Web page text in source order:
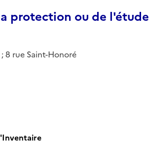
protection ou de l'étude
8 rue Saint-Honoré